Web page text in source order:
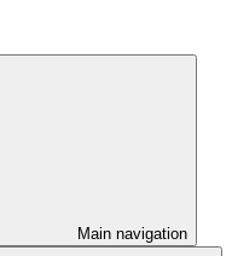
Main navigation